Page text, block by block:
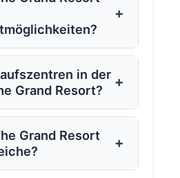
+
in der
Grand Resort?
+
Grand Resort
+